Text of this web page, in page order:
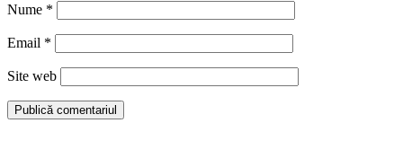
Nume *
Email *
Site web